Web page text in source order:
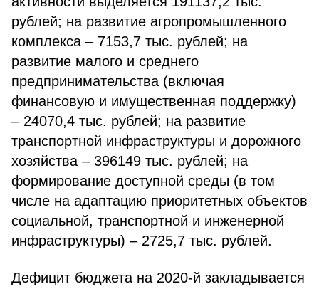
рублей; на развитие агропромышленного
комплекса – 7153,7 тыс. рублей; на
развитие малого и среднего
предпринимательства (включая
финансовую и имущественная поддержку)
– 24070,4 тыс. рублей; на развитие
транспортной инфраструктуры и дорожного
хозяйства – 396149 тыс. рублей; на
формирование доступной среды (в том
числе на адаптацию приоритетных объектов
социальной, транспортной и инженерной
инфраструктуры) – 2725,7 тыс. рублей.
Дефицит бюджета на 2020-й закладывается